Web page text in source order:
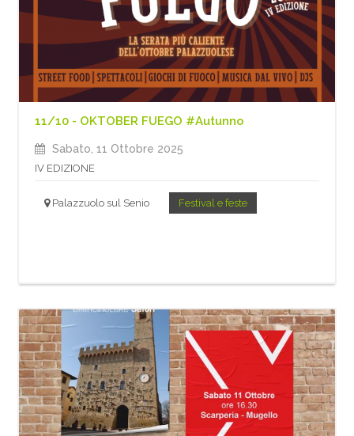
11/10 - OKTOBER FUEGO #Autunno
Sabato, 11 Ottobre 2025
IV EDIZIONE
Palazzuolo sul Senio Festival e feste